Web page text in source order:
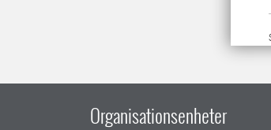
Organisationsenheter